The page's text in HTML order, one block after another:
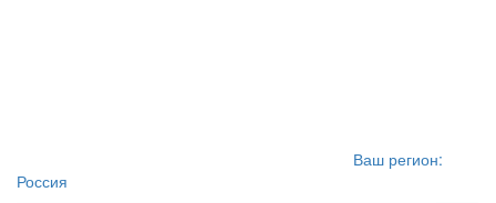
Ваш регион:
Россия